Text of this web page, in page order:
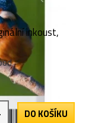
inkoust,
DO KOŠÍKU